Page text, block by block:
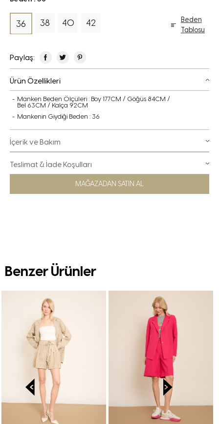
36 38 40 42
Beden
Tablosu
Paylaş:
Ürün Özellikleri
Manken Beden Ölçüleri : Boy 177CM / Göğüs 84CM /
Bel 63CM / Kalça 92CM
Mankenin Giydiği Beden : 36
İçerik ve Bakım
Teslimat & İade Koşulları
MAĞAZADAN SATIN AL
Benzer Ürünler